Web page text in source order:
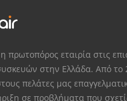
πρωτοπόρος εταιρία στις
στην Ελλάδα. Από το
πελάτες μας
σε προβλήματα που